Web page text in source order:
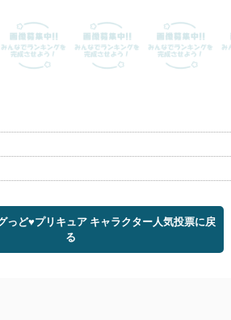
っど♥プリキュア キャラクター人気投票に戻
る